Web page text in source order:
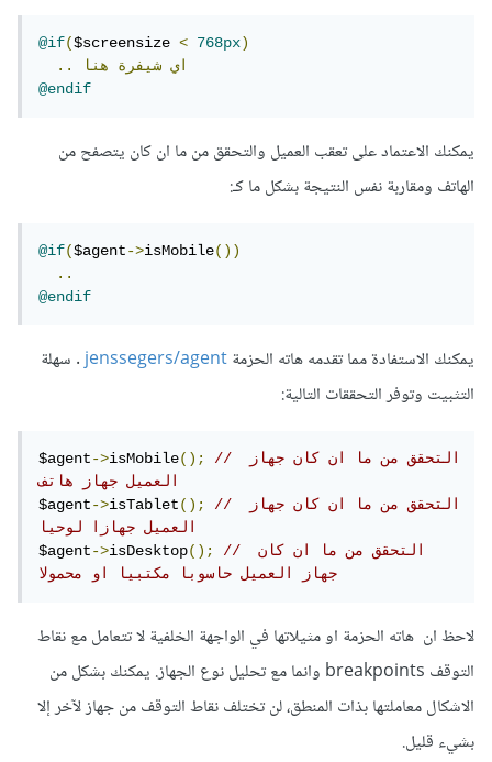
@if($screensize < 768px)
..
اي شيفرة
هنا
@endif
يمكنك الاعتماد على تعقب العميل والتحقق من ما ان كان يتصفح من
الهاتف ومقاربة نفس النتيجة بشكل ما كـ:
@if($agent->isMobile())
..
@endif
يمكنك الاستفادة مما تقدمه هاته الحزمةjenssegers/agent. سهلة
التثبيت وتوفر التحققات التالية:
$agent->isMobile();
// التحقق من ما ان كان جهاز
$agent->isTablet();
// التحقق من ما ان كان جهاز
$agent->isDesktop();
// التحقق من ما ان كان
جهاز العميل حاسوبا مكتبيا او محمولا
لاحظ ان هاته الحزمة او مثيلاتها في الواجهة الخلفية لا تتعامل مع نقاط
التوقف breakpoints وانما مع تحليل نوع الجهاز. يمكنك بشكل من
الاشكال معاملتها بذات المنطق، لن تختلف نقاط التوقف من جهاز لآخر إلا
بشيء قليل.